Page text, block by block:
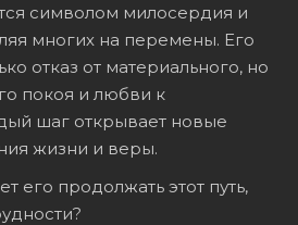
символом милосердия и
многих на перемены. Его
отказ от материального, но
покоя и любви к
шаг открывает новые
жизни и веры.
его продолжать этот путь,